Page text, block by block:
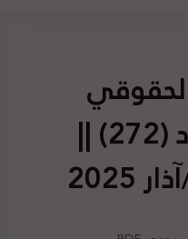
لفلسطين العدد (272) ||